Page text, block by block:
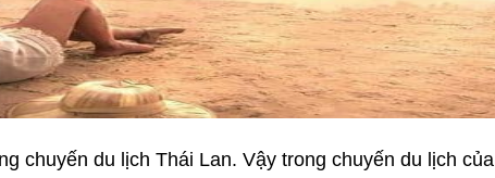
chuyến du lịch Thái Lan. Vậy trong chuyến du lịch của